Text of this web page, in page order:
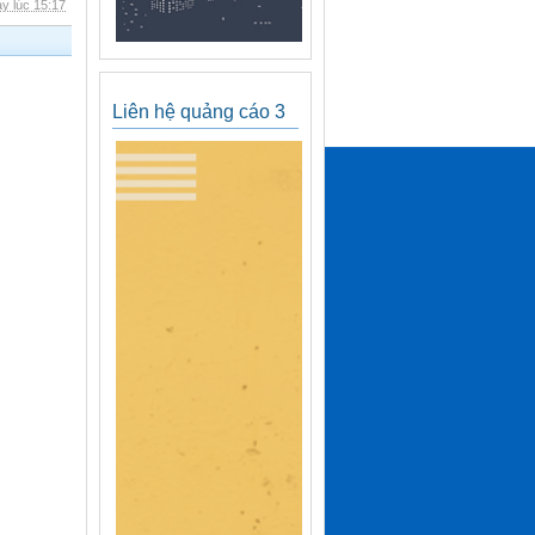
lúc 15:17
Liên hệ quảng cáo 3